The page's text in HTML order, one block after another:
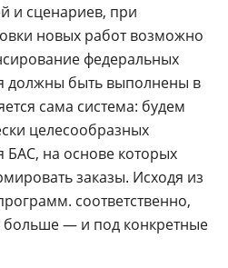
и сценариев, при
новых работ возможно
федеральных
должны быть выполнены в
сама система: будем
целесообразных
на основе которых
заказы. Исходя из
соответственно,
больше — и под конкретные